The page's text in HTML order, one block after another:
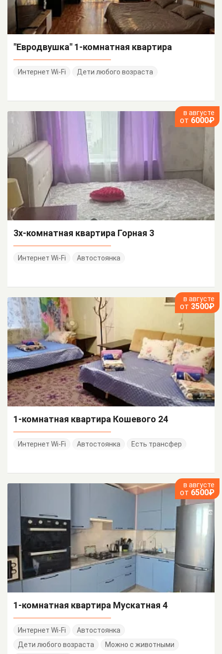
"Евродвушка" 1-комнатная квартира
Интернет Wi-Fi Дети любого возраста
в августе
от 6000₽
3х-комнатная квартира Горная 3
Интернет Wi-Fi Автостоянка
в августе
от 3500₽
1-комнатная квартира Кошевого 24
Интернет Wi-Fi Автостоянка Есть трансфер
в августе
от 6500₽
1-комнатная квартира Мускатная 4
Интернет Wi-Fi
Автостоянка
Дети любого возраста
Можно с животными